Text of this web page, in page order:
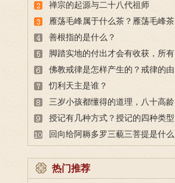
故事
禅宗的起源与二十八代祖师
雁荡毛峰属于什么茶？雁荡毛峰茶
的特点与由来
善根指的是什么？
脚踏实地的付出才会有收获，所有
的付出都不会白费
佛教戒律是怎样产生的？戒律的由
来
忉利天主是谁？
三岁小孩都懂得的道理，八十高龄
也未必做得到
授记有几种方式？授记的四种类型
回向给阿耨多罗三藐三菩提是什么
热门推荐